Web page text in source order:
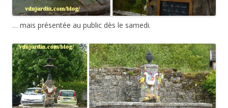
… mais présentée au public dès le samedi.